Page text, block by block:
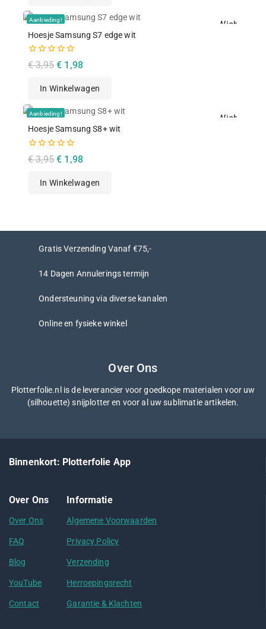
Aanbieding!
Wishlist
Hoesje Samsung S7 edge wit
0
van
€3,95 € 1,98
In Winkelwagen
Aanbieding!
Wishlist
Hoesje Samsung S8+ wit
0
van
€3,95 € 1,98
In Winkelwagen
Gratis Verzending Vanaf €75,-
14 Dagen Annulerings termijn
Ondersteuning via diverse kanalen
Online en fysieke winkel
Over Ons
Plotterfolie.nl is de leverancier voor goedkope materialen voor uw
(silhouette) snijplotter en voor al uw sublimatie artikelen.
Binnenkort: Plotterfolie App
Over Ons
Over Ons
FAQ
Blog
YouTube
Contact
Informatie
Algemene Voorwaarden
Privacy Policy
Verzending
Herroepingsrecht
Garantie & Klachten